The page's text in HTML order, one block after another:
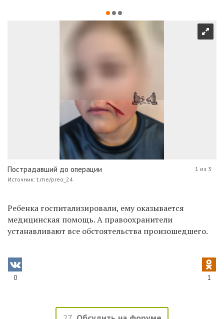
Пострадавший до операции
Источник: t.me/preo_24
1 из 3
Ребенка госпитализировали, ему оказывается
медицинская помощь. А правоохранители
устанавливают все обстоятельства произошедшего.
0 1